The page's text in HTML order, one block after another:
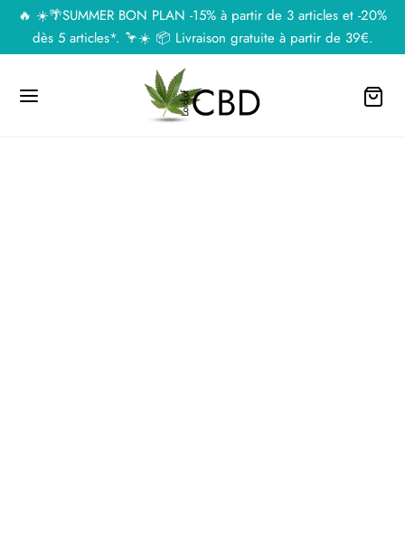
🔥 ☀️🌴SUMMER BON PLAN -15% à partir de 3 articles et -20%
dès 5 articles*. 🦩☀️ 📦 Livraison gratuite à partir de 39€.